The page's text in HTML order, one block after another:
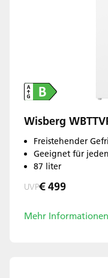
Wisberg
Freistehender
Geeignet für
87 liter
UVP€ 499
Mehr Informationen